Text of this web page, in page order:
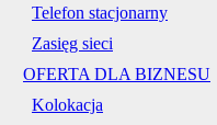
Telefon stacjonarny
Zasięg sieci
OFERTA DLA BIZNESU
Kolokacja